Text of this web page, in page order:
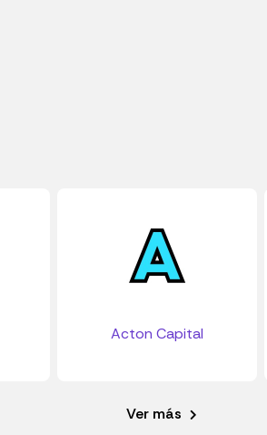
Acton Capital
Ver más